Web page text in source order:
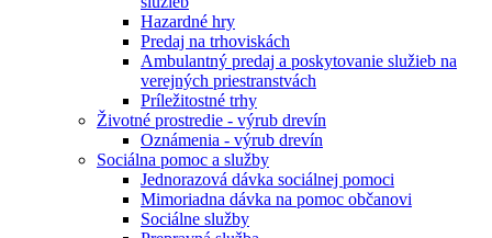
Hazardné hry
Predaj na trhoviskách
Ambulantný predaj a poskytovanie služieb na
verejných priestranstvách
Príležitostné trhy
Životné prostredie - výrub drevín
Oznámenia - výrub drevín
Sociálna pomoc a služby
Jednorazová dávka sociálnej pomoci
Mimoriadna dávka na pomoc občanovi
Sociálne služby